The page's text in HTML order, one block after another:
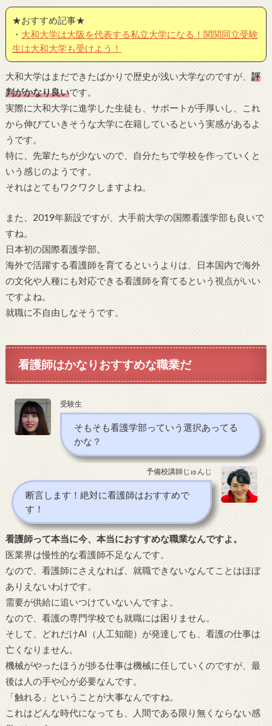
★おすすめ記事★
・ 大和大学は大阪を代表する私立大学になる！関関同立受験
生は大和大学も受けよう！
大和大学はまだできたばかりで歴史が浅い大学なのですが、 評
判がかなり良いです。
実際に大和大学に進学した生徒も、サポートが手厚いし、これ
から伸びていきそうな大学に在籍しているという実感があるよ
うです。
特に、先輩たちが少ないので、自分たちで学校を作っていくと
いう感じのようです。
それはとてもワクワクしますよね。
また、2019年新設ですが、大手前大学の国際看護学部も良いで
すね。
日本初の国際看護学部。
海外で活躍する看護師を育てるというよりは、日本国内で海外
の文化や人種にも対応できる看護師を育てるという視点がいい
ですよね。
就職に不自由しなそうです。
看護師はかなりおすすめな職業だ
受験生
そもそも看護学部っていう選択あってる
かな？
予備校講師じゅんじ
断言します！絶対に看護師はおすすめで
す！
看護師って本当に今、本当におすすめな職業なんですよ。
医業界は慢性的な看護師不足なんです。
なので、看護師にさえなれば、就職できないなんてことはほぼ
ありえないわけです。
需要が供給に追いつけていないんですよ。
なので、看護の専門学校でも就職には困りません。
そして、どれだけAI（人工知能）が発達しても、看護の仕事は
亡くなりません。
機械がやったほうが捗る仕事は機械に任していくのですが、最
後は人の手や心が必要なんです。
「触れる」ということが大事なんですね。
これはどんな時代になっても、人間である限り無くならない感